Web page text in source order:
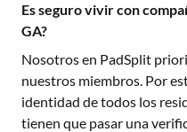
Es seguro vivir con
GA?
Nosotros en PadSplit
nuestros miembros. Por
identidad de todos los
tienen que pasar una